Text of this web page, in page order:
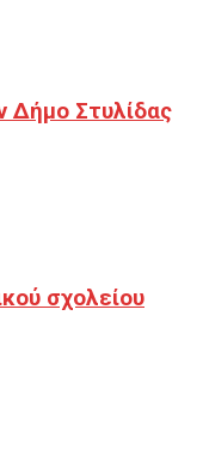
Δήμο Στυλίδας
σχολείου